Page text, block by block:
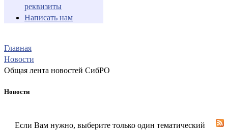
реквизиты
Написать нам
Главная
Новости
Общая лента новостей СибРО
Новости
Если Вам нужно, выберите только один тематический